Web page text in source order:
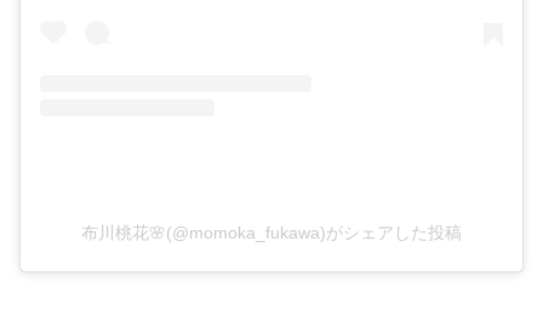
布川桃花🌸(@momoka_fukawa)がシェアした投稿